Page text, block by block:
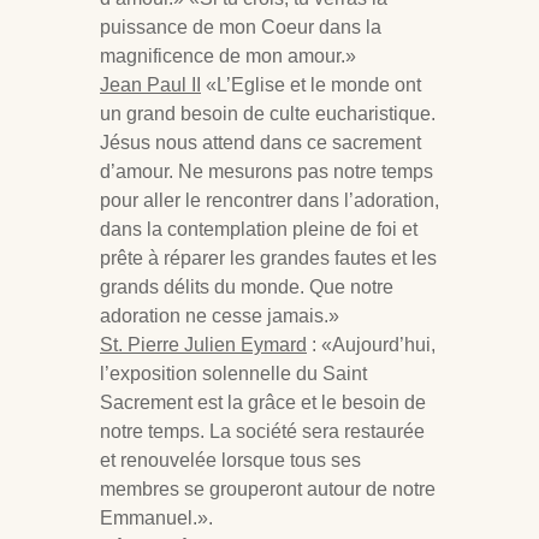
puissance de mon Coeur dans la
magnificence de mon amour.»
Jean Paul II
«L’Eglise et le monde ont
un grand besoin de culte eucharistique.
Jésus nous attend dans ce sacrement
d’amour. Ne mesurons pas notre temps
pour aller le rencontrer dans l’adoration,
dans la contemplation pleine de foi et
prête à réparer les grandes fautes et les
grands délits du monde. Que notre
adoration ne cesse jamais.»
St. Pierre Julien Eymard : «Aujourd’hui,
l’exposition solennelle du Saint
Sacrement est la grâce et le besoin de
notre temps. La société sera restaurée
et renouvelée lorsque tous ses
membres se grouperont autour de notre
Emmanuel.».